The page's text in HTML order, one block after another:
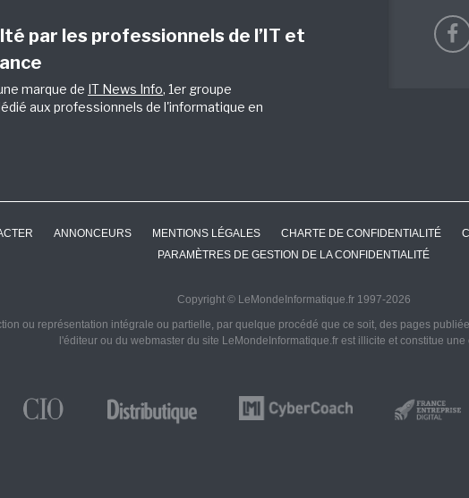
par les professionnels de l’IT et
marque de IT News Info, 1er groupe
aux professionnels de l'informatique en
ANNONCEURS MENTIONS LÉGALES CHARTE DE CONFIDENTIALITÉ
PARAMÈTRES DE GESTION DE LA CONFIDENTIALITÉ
Copyright © LeMondeInformatique.fr 1997-2026
ou représentation intégrale ou partielle, par quelque procédé que ce soit, des pages
l'éditeur ou du webmaster du site LeMondeInformatique.fr est illicite et constitue une